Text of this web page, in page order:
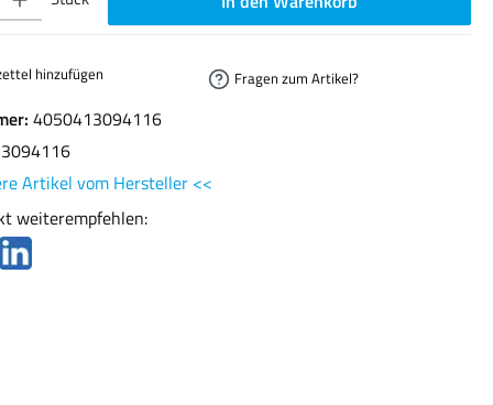
hinzufügen Fragen zum Artikel?
4050413094116
Artikel vom Hersteller <<
weiterempfehlen: